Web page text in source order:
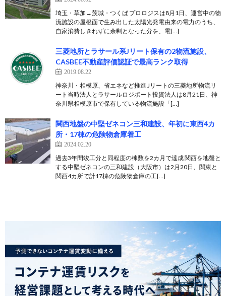
埼玉・草加→茨城・つくば プロロジスは8月1日、運営中の物
流施設の屋根面で生み出した太陽光発電由来の電力のうち、
自家消費しきれずに余剰となった分を、電[…]
三菱地所とラサール系Jリート保有の2物流施設、
CASBEE不動産評価認証で最高ランク取得
2019.08.22
神奈川・相模原、省エネなど推進 Jリートの三菱地所物流リ
ート当時法人とラサールロジポート投資法人は8月21日、神
奈川県相模原市で保有している物流施設「[…]
関西地盤の中堅ゼネコン三和建設、年初に東西4カ
所・17棟の危険物倉庫着工
2024.02.20
過去3年間竣工分と同程度の棟数を2カ月で達成 関西を地盤と
する中堅ゼネコンの三和建設（大阪市）は2月20日、関東と
関西4カ所で計17棟の危険物倉庫の工[…]